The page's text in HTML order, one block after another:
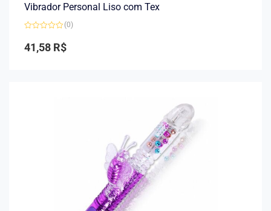
Vibrador Personal Liso com Tex
0
de
(0)
41,58 R$